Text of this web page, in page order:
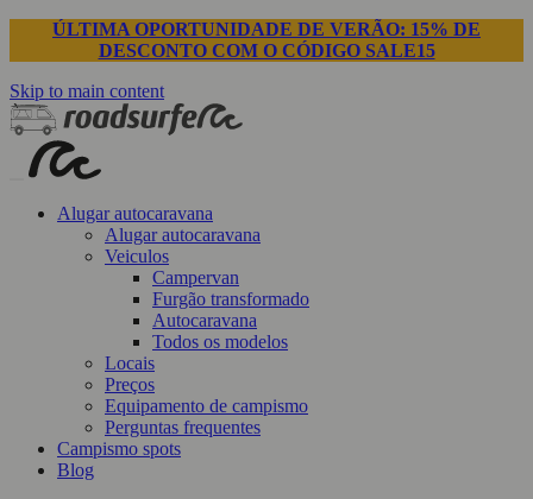
ÚLTIMA OPORTUNIDADE DE VERÃO: 15% DE
DESCONTO COM O CÓDIGO SALE15
Skip to main content
Alugar autocaravana
Alugar autocaravana
Veiculos
Campervan
Furgão transformado
Autocaravana
Todos os modelos
Locais
Preços
Equipamento de campismo
Perguntas frequentes
Campismo spots
Blog